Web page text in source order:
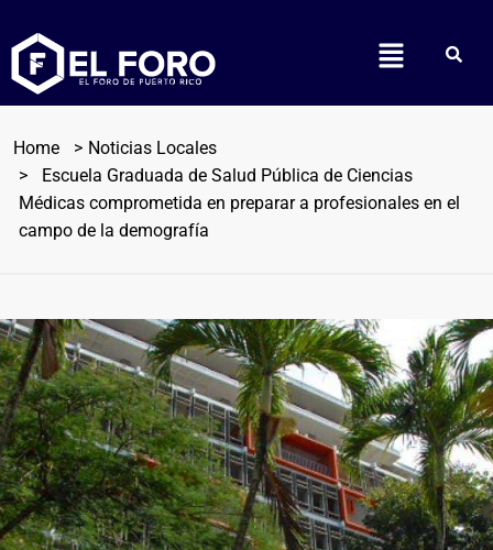
Home
Noticias Locales
Escuela Graduada de Salud Pública de Ciencias
Médicas comprometida en preparar a profesionales en el
campo de la demografía